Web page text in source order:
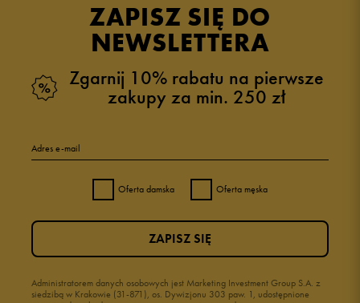
ZAPISZ SIĘ DO
NEWSLETTERA
Zgarnij 10% rabatu na pierwsze
zakupy za min. 250 zł
Adres e-mail
Oferta damska Oferta męska
Administratorem danych osobowych jest Marketing Investment Group S.A. z
siedzibą w Krakowie (31-871), os. Dywizjonu 303 paw. 1, udostępnione
ZAPISZ SIĘ